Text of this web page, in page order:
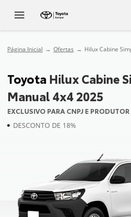
Página Inicial Ofertas Hilux Cabine
Toyota Hilux Cabine
Manual 4x4 2025
EXCLUSIVO PARA CNPJ E PRODUTOR
DESCONTO DE 18%